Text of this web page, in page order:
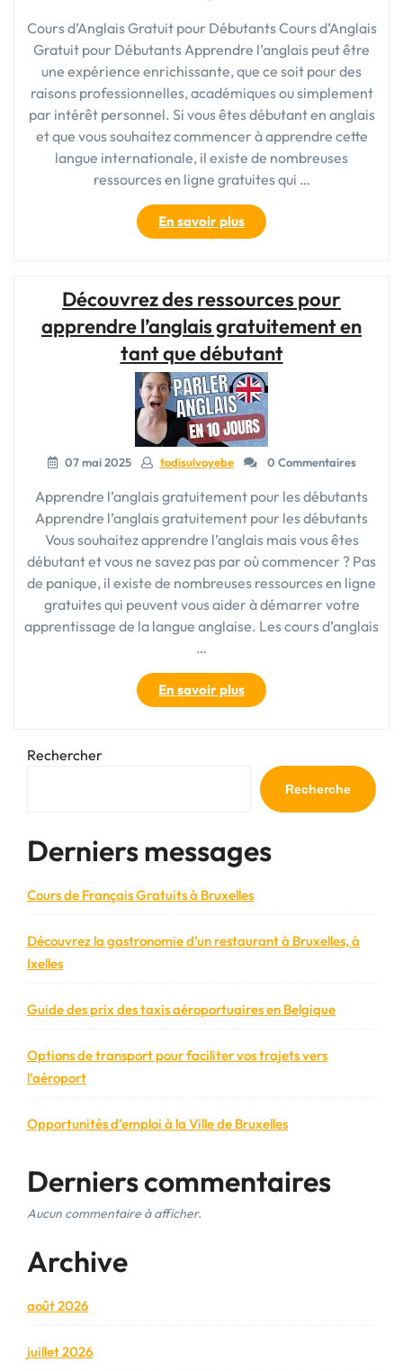
Cours d’Anglais Gratuit pour Débutants Cours d’Anglais
Gratuit pour Débutants Apprendre l’anglais peut être
une expérience enrichissante, que ce soit pour des
raisons professionnelles, académiques ou simplement
par intérêt personnel. Si vous êtes débutant en anglais
et que vous souhaitez commencer à apprendre cette
langue internationale, il existe de nombreuses
ressources en ligne gratuites qui …
En savoir plus« Cours
d’Anglais
Débutant
:
Ressources
et
Astuces
pour
Commencer »
Découvrez des ressources pour
apprendre l’anglais gratuitement en
tant que débutant
07 mai 2025 todisulvoyebe 0 Commentaires
Apprendre l’anglais gratuitement pour les débutants
Apprendre l’anglais gratuitement pour les débutants
Vous souhaitez apprendre l’anglais mais vous êtes
débutant et vous ne savez pas par où commencer ? Pas
de panique, il existe de nombreuses ressources en ligne
gratuites qui peuvent vous aider à démarrer votre
apprentissage de la langue anglaise. Les cours d’anglais
…
En savoir plus« Découvrez
des
apprendre
l’anglais
gratuitement
tant
que
Rechercher
Recherche
Derniers messages
Cours de Français Gratuits à Bruxelles
Découvrez la gastronomie d’un restaurant à Bruxelles, à
Ixelles
Guide des prix des taxis aéroportuaires en Belgique
Options de transport pour faciliter vos trajets vers
l’aéroport
Opportunités d’emploi à la Ville de Bruxelles
Derniers commentaires
Aucun commentaire à afficher.
Archive
août 2026
juillet 2026